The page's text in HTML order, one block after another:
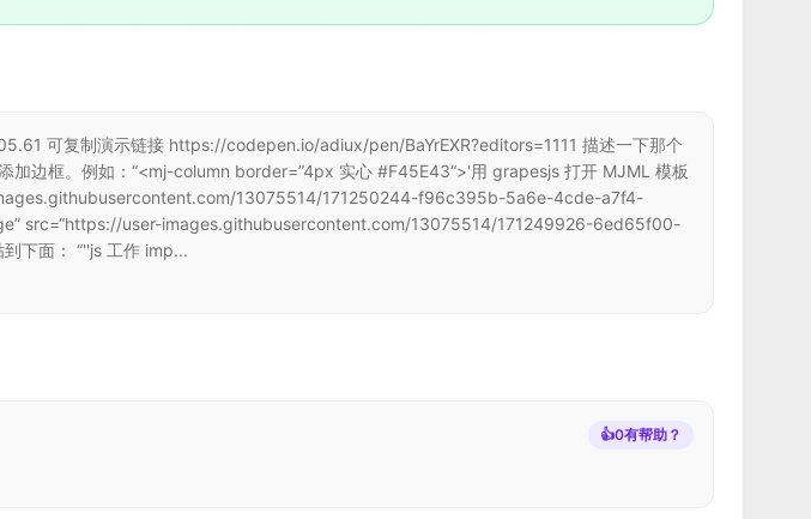
可复制演示链接 https://codepen.io/adiux/pen/BaYrEXR?editors=1111 描述一下那个
边框。例如：“<mj-column border=”4px 实心 #F45E43“>'用 grapesjs 打开 MJML 模板
13075514/171250244-f96c395b-5a6e-4cde-a7f4-
src=“https://user-images.githubusercontent.com/13075514/171249926-6ed65f00-
下面： “''js 工作 imp...
👍0有帮助？